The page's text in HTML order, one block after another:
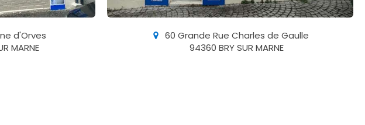
d'Orves
MARNE
60 Grande Rue Charles de Gaulle
94360 BRY SUR MARNE